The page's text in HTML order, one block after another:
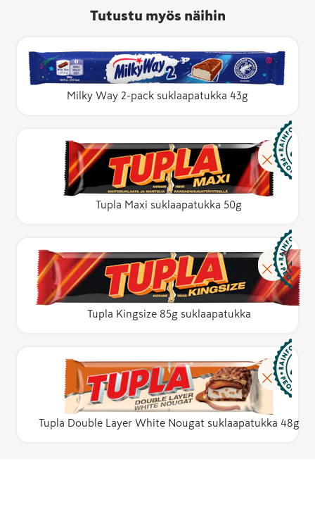
Tutustu myös näihin
Milky Way 2-pack suklaapatukka 43g
Tupla Maxi suklaapatukka 50g
Tupla Kingsize 85g suklaapatukka
Tupla Double Layer White Nougat suklaapatukka 48g